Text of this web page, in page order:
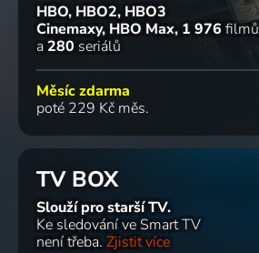
HBO, HBO2, HBO3
Cinemaxy, HBO Max 1 976 filmů
a 280 seriálů
Měsíc zdarma
poté 229 Kč měs.
TV BOX
Slouží pro starší TV.
Ke sledování ve Smart TV
není třeba. Zjistit více